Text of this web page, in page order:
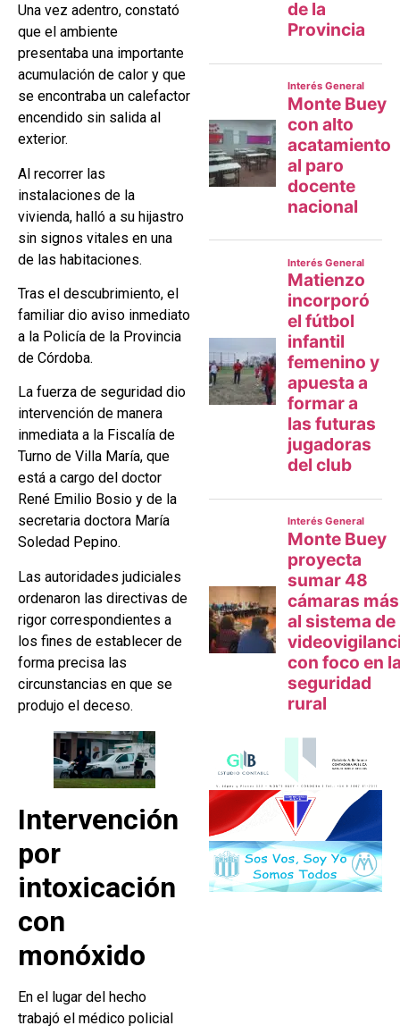
Una vez adentro, constató
que el ambiente
presentaba una importante
acumulación de calor y que
se encontraba un calefactor
encendido sin salida al
exterior.
Al recorrer las
instalaciones de la
vivienda, halló a su hijastro
sin signos vitales en una
de las habitaciones.
Tras el descubrimiento, el
familiar dio aviso inmediato
a la Policía de la Provincia
de Córdoba.
La fuerza de seguridad dio
intervención de manera
inmediata a la Fiscalía de
Turno de Villa María, que
está a cargo del doctor
René Emilio Bosio y de la
secretaria doctora María
Soledad Pepino.
Las autoridades judiciales
ordenaron las directivas de
rigor correspondientes a
los fines de establecer de
forma precisa las
circunstancias en que se
produjo el deceso.
Intervención
por
intoxicación
con
monóxido
En el lugar del hecho
trabajó el médico policial